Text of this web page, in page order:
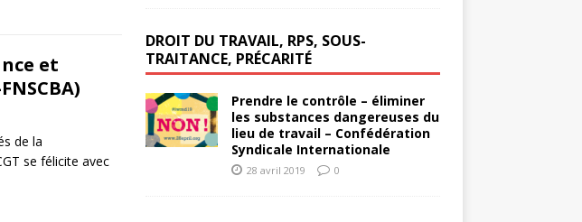
et
de la
se félicite avec
DROIT DU TRAVAIL, RPS, SOUS-
TRAITANCE, PRÉCARITÉ
Prendre le contrôle – éliminer
les substances dangereuses du
lieu de travail – Confédération
Syndicale Internationale
28 avril 2019 0